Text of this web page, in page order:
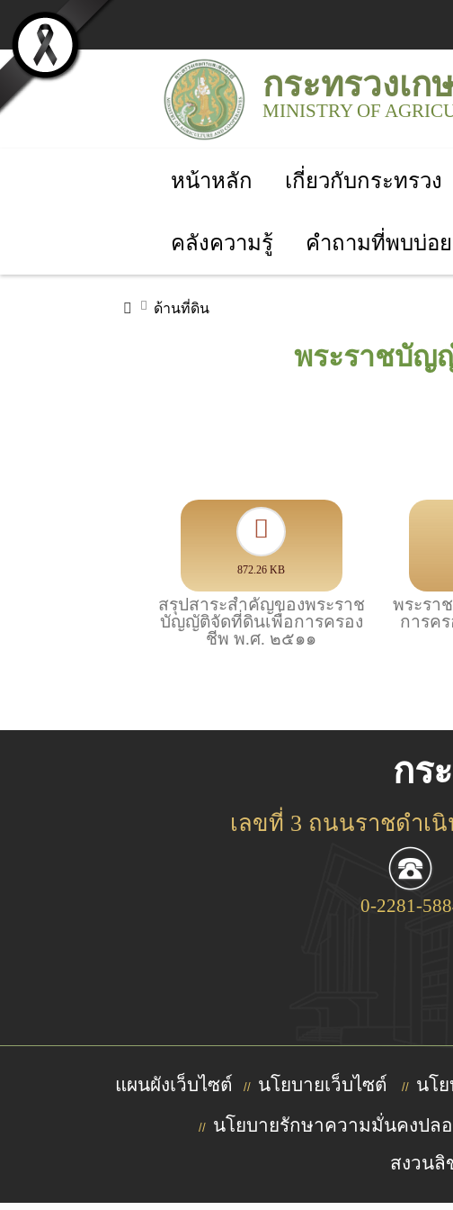
กระทรวงเ
MINISTRY OF
หน้าหลัก เกี่ยวกับกระทรวง
คลังความรู้ คำถามที่พบบ่อย
ด้านที่ดิน
พระราชบัญ
872.26 KB
สรุปสาระสำคัญของพระราช
บัญญัติจัดที่ดินเพื่อการครอง
ชีพ พ.ศ. ๒๕๑๑
พระรา
การค
กร
เลขที่ 3 ถนนราชดำเ
0-2281-
แผนผังเว็บไซต์ // นโยบายเว็บไซต์ // นโย
// นโยบายรักษาความมั่นคงปล
สงวนลิ